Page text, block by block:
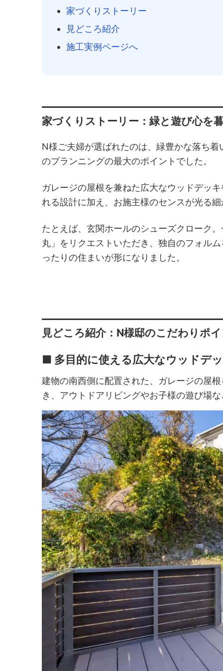
家づくりストーリー
見どころ紹介
施工実例ページへ
家づくりストーリー：緑と遊び心を
N様ご夫婦が選ばれたのは、緑豊かな落ち
のプランニングの最大のポイントでした。
ガレージの屋根を兼ねた広大なウッドデッ
れる設計に加え、お施主様のセンスが光る
たとえば、玄関ホールのシューズクローク
丸」をリクエストいただき、独自のフォル
ったりの住まいが形になりました。
見どころ紹介：N様邸のこだわりポ
■ 多目的に使える広大なウッドデ
建物の南西側に配置された、ガレージの屋
き、アウトドアリビングやお子様の遊び場